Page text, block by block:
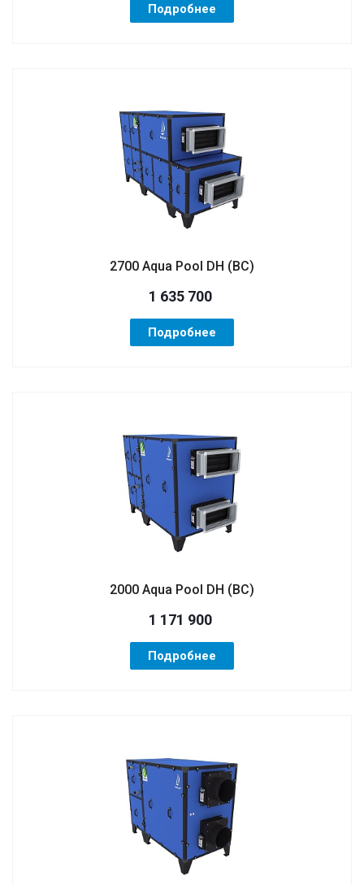
Подробнее
2700 Aqua Pool DH (ВС)
1 635 700
Подробнее
2000 Aqua Pool DH (ВС)
1 171 900
Подробнее